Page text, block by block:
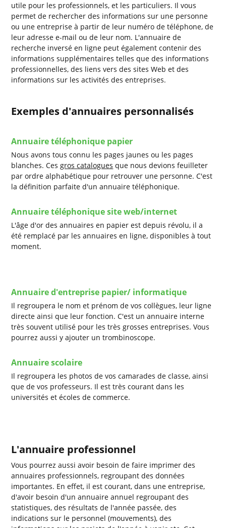
utile pour les professionnels, et les particuliers. Il vous
permet de rechercher des informations sur une personne
ou une entreprise à partir de leur numéro de téléphone, de
leur adresse e-mail ou de leur nom. L'annuaire de
recherche inversé en ligne peut également contenir des
informations supplémentaires telles que des informations
professionnelles, des liens vers des sites Web et des
informations sur les activités des entreprises.
Exemples d'annuaires personnalisés
Annuaire téléphonique papier
Nous avons tous connu les pages jaunes ou les pages
blanches. Cesgros catalogues que nous devions feuilleter
par ordre alphabétique pour retrouver une personne. C'est
la définition parfaite d'un annuaire téléphonique.
Annuaire téléphonique site web/internet
L'âge d'or des annuaires en papier est depuis révolu, il a
été remplacé par les annuaires en ligne, disponibles à tout
moment.
Annuaire d'entreprise papier/ informatique
Il regroupera le nom et prénom de vos collègues, leur ligne
directe ainsi que leur fonction. C'est un annuaire interne
très souvent utilisé pour les très grosses entreprises. Vous
pourrez aussi y ajouter un trombinoscope.
Annuaire scolaire
Il regroupera les photos de vos camarades de classe, ainsi
que de vos professeurs. Il est très courant dans les
universités et écoles de commerce.
L'annuaire professionnel
Vous pourrez aussi avoir besoin de faire imprimer des
annuaires professionnels, regroupant des données
importantes. En effet, il est courant, dans une entreprise,
d'avoir besoin d'un annuaire annuel regroupant des
statistiques, des résultats de l'année passée, des
indications sur le personnel (mouvements), des